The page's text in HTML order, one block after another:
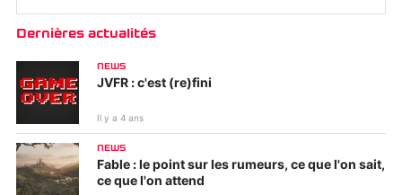
Dernières actualités
NEWS
JVFR : c'est (re)fini
Il y a 4 ans
NEWS
Fable : le point sur les rumeurs, ce que l'on sait,
ce que l'on attend